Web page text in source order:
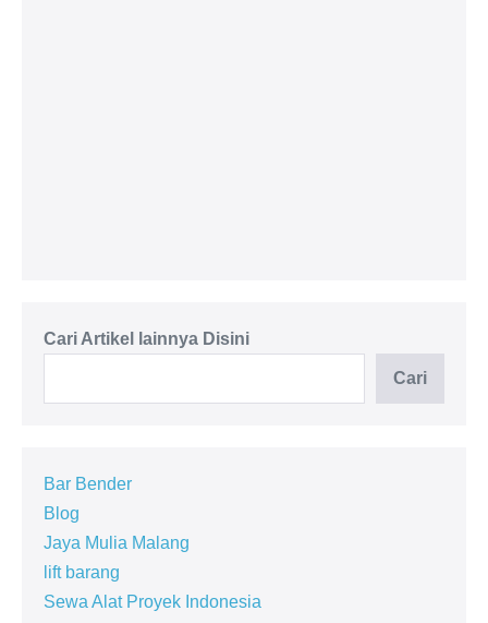
Cari Artikel lainnya Disini
Cari
Bar Bender
Blog
Jaya Mulia Malang
lift barang
Sewa Alat Proyek Indonesia